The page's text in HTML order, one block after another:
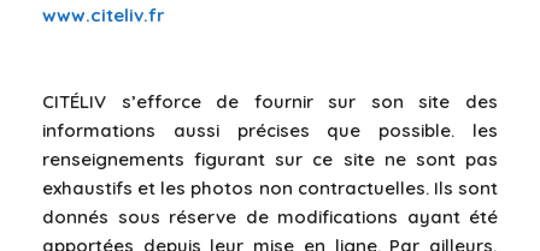
www.citeliv.fr
CITÉLIV s’efforce de fournir sur son site des
informations aussi précises que possible. les
renseignements figurant sur ce site ne sont pas
exhaustifs et les photos non contractuelles. Ils sont
donnés sous réserve de modifications ayant été
apportées depuis leur mise en ligne. Par ailleurs,